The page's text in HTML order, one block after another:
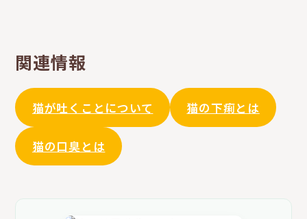
関連情報
猫が吐くことについて 猫の下痢とは
猫の口臭とは